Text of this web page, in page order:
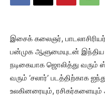
இசைக் கலைஞர்,
பன்முக ஆளுமையுடன் இந்திய
நடிகையாக ஜொலித்து வரும்
வரும் ‘சலார்’ படத்திற்காக
உலகினரையும், ரசிகர்களையும்